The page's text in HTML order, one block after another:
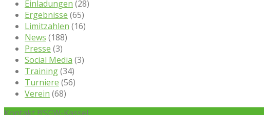
Einladungen (28)
Ergebnisse (65)
Limitzahlen (16)
News (188)
Presse (3)
Social Media (3)
Training(34)
Turniere (56)
Verein (68)